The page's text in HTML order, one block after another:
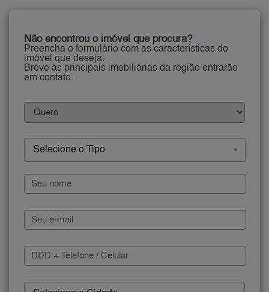
Não encontrou o imóvel que procura?
Preencha o formulário com as características do
imóvel que deseja.
Breve as principais imobiliárias da região entrarão
em contato.
Selecione o Tipo